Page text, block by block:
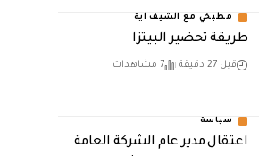
مطبخي مع الشيف اية
طريقة تحضير البيتزا
قبل 27 دقيقة 7 مشاهدات
سياسة
اعتقال مدير عام الشركة العامة